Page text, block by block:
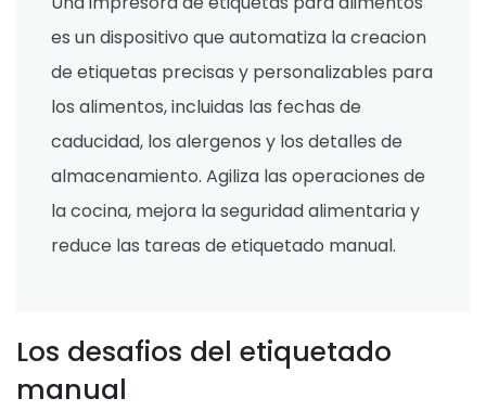
es un dispositivo que automatiza la creacion
de etiquetas precisas y personalizables para
los alimentos, incluidas las fechas de
caducidad, los alergenos y los detalles de
almacenamiento. Agiliza las operaciones de
la cocina, mejora la seguridad alimentaria y
reduce las tareas de etiquetado manual.
Los desafios del etiquetado
manual